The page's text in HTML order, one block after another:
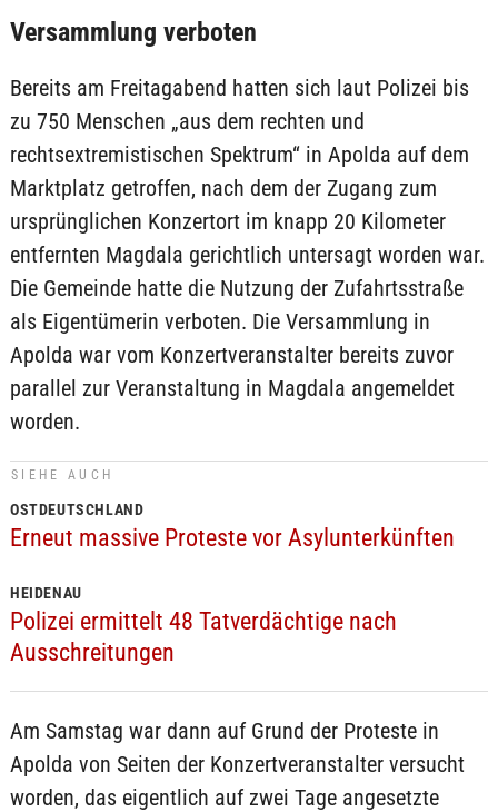
Versammlung verboten
Bereits am Freitagabend hatten sich laut Polizei bis
zu 750 Menschen „aus dem rechten und
rechtsextremistischen Spektrum“ in Apolda auf dem
Marktplatz getroffen, nach dem der Zugang zum
ursprünglichen Konzertort im knapp 20 Kilometer
entfernten Magdala gerichtlich untersagt worden war.
Die Gemeinde hatte die Nutzung der Zufahrtsstraße
als Eigentümerin verboten. Die Versammlung in
Apolda war vom Konzertveranstalter bereits zuvor
parallel zur Veranstaltung in Magdala angemeldet
worden.
SIEHE AUCH
OSTDEUTSCHLAND
Erneut massive Proteste vor Asylunterkünften
HEIDENAU
Polizei ermittelt 48 Tatverdächtige nach
Ausschreitungen
Am Samstag war dann auf Grund der Proteste in
Apolda von Seiten der Konzertveranstalter versucht
worden, das eigentlich auf zwei Tage angesetzte